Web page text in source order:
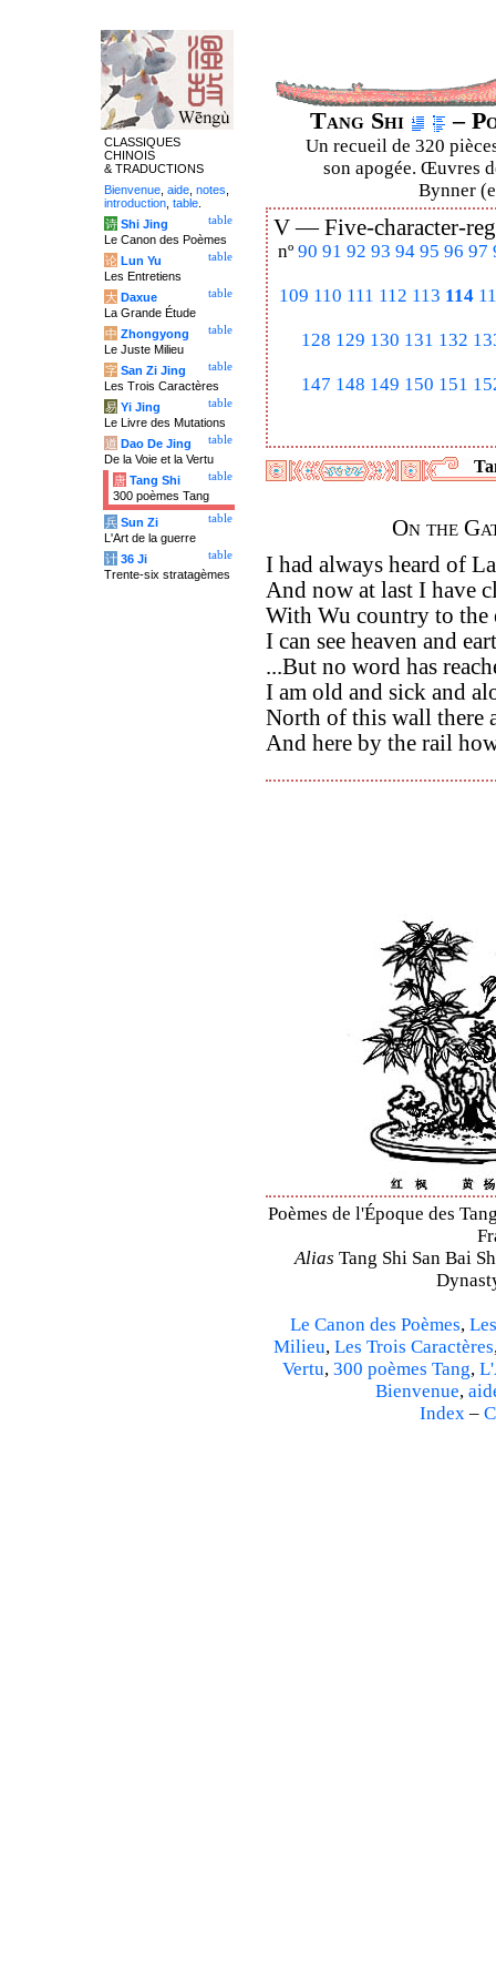
Tang Shi –
Un recueil de 320
son apogée. Œuvres
Bynner
V —Five-character-
nº 90 91 92 93 94 95 96 97
109 110 111 112 113 114
128 129 130 131 132
147 148 149 150 151
On the
I had always heard of
And now at last I have
With Wu country to the
I can see heaven and
...But no word has
I am old and sick and
North of this wall there
And here by the rail
Poèmes de l'Époque des
Alias Tang Shi San Bai
Le Canon des Poèmes,
Milieu, Les Trois Caractères
Vertu, 300 poèmes Tang,
Bienvenue,
Index–
CLASSIQUES
CHINOIS
& TRADUCTIONS
Bienvenue aide notes
introduction table
table
诗 Shi Jing
Le Canon des Poèmes
table
论 Lun Yu
Les Entretiens
table
大 Daxue
La Grande Étude
table
中 Zhongyong
Le Juste Milieu
table
字 San Zi Jing
Les Trois Caractères
table
易 Yi Jing
Le Livre des Mutations
table
道 Dao De Jing
De la Voie et la Vertu
table
唐 Tang Shi
300 poèmes Tang
table
兵 Sun Zi
L'Art de la guerre
table
计 36 Ji
Trente-six stratagèmes